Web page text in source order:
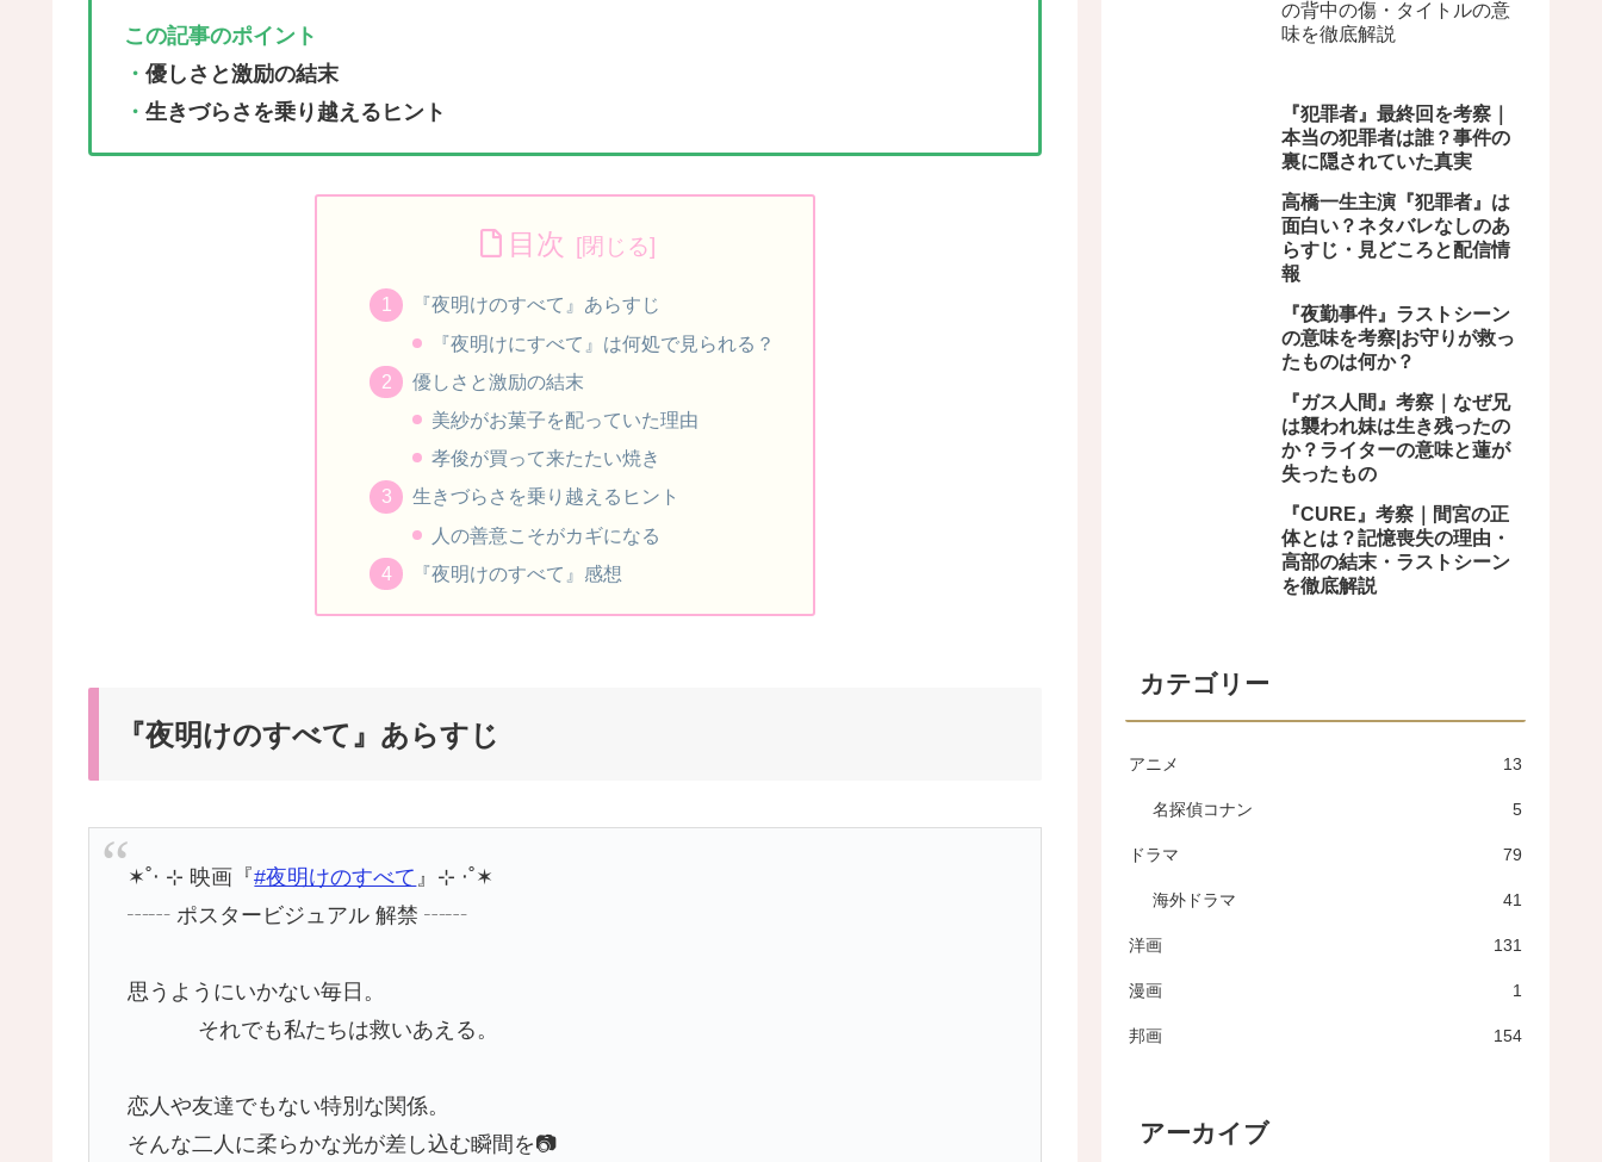
この記事のポイント
・ 優しさと激励の結末
・ 生きづらさを乗り越えるヒント
目次
『夜明けのすべて』あらすじ
『夜明けにすべて』は何処で見られる？
優しさと激励の結末
美紗がお菓子を配っていた理由
孝俊が買って来たたい焼き
生きづらさを乗り越えるヒント
人の善意こそがカギになる
『夜明けのすべて』感想
『夜明けのすべて』あらすじ
✶˚‧ ⊹ 映画『#夜明けのすべて 』⊹ ‧˚✶
┄┄ ポスタービジュアル 解禁 ┄┄
思うようにいかない毎日。
それでも私たちは救いあえる。
恋人や友達でもない特別な関係。
そんな二人に柔らかな光が差し込む瞬間を📷
の背中の傷・タイトルの意
味を徹底解説
『犯罪者』最終回を考察｜
本当の犯罪者は誰？事件の
裏に隠されていた真実
高橋一生主演『犯罪者』は
面白い？ネタバレなしのあ
らすじ・見どころと配信情
報
『夜勤事件』ラストシーン
の意味を考察|お守りが救っ
たものは何か？
『ガス人間』考察｜なぜ兄
は襲われ妹は生き残ったの
か？ライターの意味と蓮が
失ったもの
『CURE』考察｜間宮の正
体とは？記憶喪失の理由・
高部の結末・ラストシーン
を徹底解説
カテゴリー
アニメ 13
名探偵コナン 5
ドラマ 79
海外ドラマ 41
洋画 131
漫画 1
邦画 154
アーカイブ